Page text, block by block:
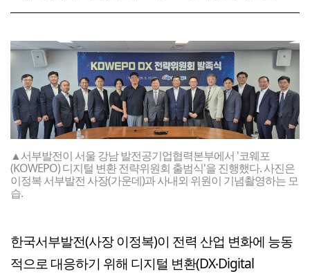
▲서부발전이 서울 강남 발전공기업협력본부에서 '코웨포
(KOWEPO) 디지털 변환 전략위원회 출범식'을 진행했다. 사진은
이정복 서부발전 사장(가운데)과 사내외 위원이 기념촬영하는 모
습.
한국서부발전(사장 이정복)이 전력 산업 변화에 능동
적으로 대응하기 위해 디지털 변환(DX‧Digital